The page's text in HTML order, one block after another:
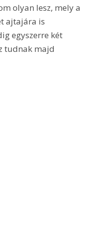
olyan lesz, mely a
ajtajára is
egyszerre két
tudnak majd